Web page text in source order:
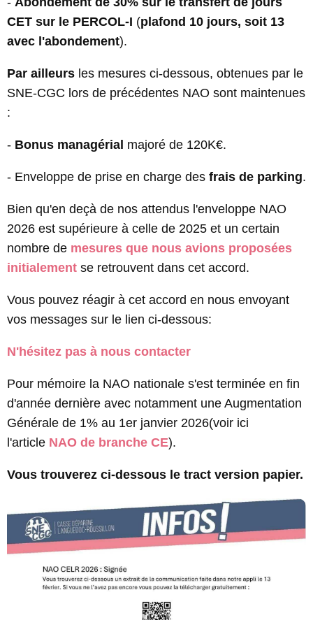
CET sur le PERCOL-I (plafond 10 jours, soit 13
avec l'abondement).
Par ailleurs les mesures ci-dessous, obtenues par le
SNE-CGC lors de précédentes NAO sont maintenues
:
- Bonus managérial majoré de 120K€.
- Enveloppe de prise en charge des frais de parking.
Bien qu'en deçà de nos attendus l'enveloppe NAO
2026 est supérieure à celle de 2025 et un certain
nombre de mesures que nous avions proposées
initialement se retrouvent dans cet accord.
Vous pouvez réagir à cet accord en nous envoyant
vos messages sur le lien ci-dessous:
N'hésitez pas à nous contacter
Pour mémoire la NAO nationale s'est terminée en fin
d'année dernière avec notamment une Augmentation
Générale de 1% au 1er janvier 2026(voir ici
l'article NAO de branche CE).
Vous trouverez ci-dessous le tract version papier.